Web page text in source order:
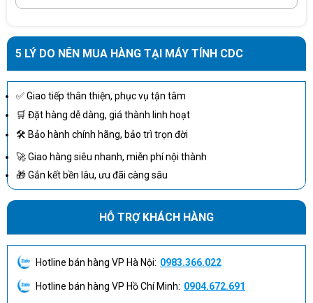
1 cách mượt mà, nhanh chóng, hạn chế tình trạng giật lag khi thao
tác các ứng dụng từ cơ bản đến nâng cao. Ổ cứng SSD 256GB
nhanh. Ngoài ra,Máy tính để bàn Dell Optiplex 3000MT-
i312100còn được trang bị VGA Intel Graphics giúp hỗ trợ hình ảnh
hiển thị thêm sắc nét, chân thật và mượt mà.
5 LÝ DO NÊN MUA HÀNG TẠI MÁY TÍNH CDC
✅ Giao tiếp thân thiện, phục vụ tận tâm
🛒 Đặt hàng dễ dàng, giá thành linh hoạt
🛠 Bảo hành chính hãng, bảo trì trọn đời
🚀 Giao hàng siêu nhanh, miễn phí nội thành
🎁 Gắn kết bền lâu, ưu đãi càng sâu
HỖ TRỢ KHÁCH HÀNG
Hotline bán hàng VP Hà Nội: 0983.366.022
Hotline bán hàng VP Hồ Chí Minh: 0904.672.691